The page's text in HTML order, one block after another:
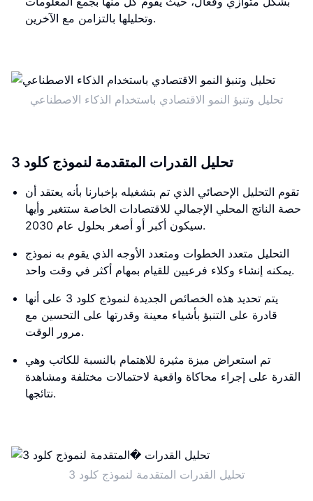
وتحليلها بالتزامن مع الآخرين.
تحليل وتنبؤ النمو الاقتصادي باستخدام الذكاء الاصطناعي
تحليل القدرات المتقدمة لنموذج كلود 3
تقوم التحليل الإحصائي الذي تم بتشغيله بإخبارنا بأنه يعتقد أن
حصة الناتج المحلي الإجمالي للاقتصادات الخاصة ستتغير وأيها
سيكون أكبر أو أصغر بحلول عام 2030.
التحليل متعدد الخطوات ومتعدد الأوجه الذي يقوم به نموذج
يمكنه إنشاء وكلاء فرعيين للقيام بمهام أكثر في وقت واحد.
يتم تحديد هذه الخصائص الجديدة لنموذج كلود 3 على أنها
قادرة على التنبؤ بأشياء معينة وقدرتها على التحسين مع
مرور الوقت.
تم استعراض ميزة مثيرة للاهتمام بالنسبة للكاتب وهي
القدرة على إجراء محاكاة واقعية لاحتمالات مختلفة ومشاهدة
نتائجها.
تحليل القدرات المتقدمة لنموذج كلود 3